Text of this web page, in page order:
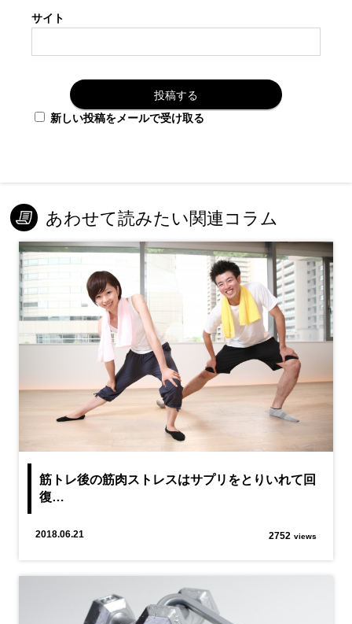
サイト
新しい投稿をメールで受け取る
あわせて読みたい関連コラム
筋トレ後の筋肉ストレスはサプリをとりいれて回
復…
2018.06.21 2752 views